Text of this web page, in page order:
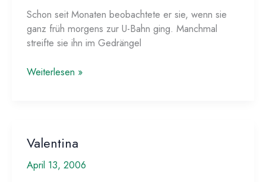
Schon seit Monaten beobachtete er sie, wenn sie
ganz früh morgens zur U-Bahn ging. Manchmal
streifte sie ihn im Gedrängel
Die
Weiterlesen »
Valentina
April 13, 2006